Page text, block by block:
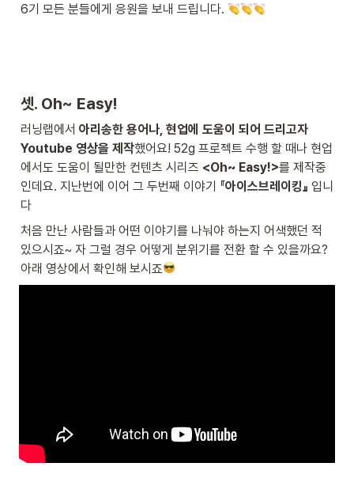
6기 모든 분들에게 응원을 보내 드립니다.
셋. Oh~ Easy!
러닝랩에서 아리송한 용어나, 현업에 도움이 되어 드리고자
Youtube 영상을 제작했어요! 52g 프로젝트 수행 할 때나 현업
에서도 도움이 될만한 컨텐츠 시리즈 <Oh~ Easy!>를 제작중
인데요. 지난번에 이어 그 두번째 이야기 『아이스브레이킹』 입니
다
처음 만난 사람들과 어떤 이야기를 나눠야 하는지 어색했던 적
있으시죠~ 자 그럴 경우 어떻게 분위기를 전환 할 수 있을까요?
아래 영상에서 확인해 보시죠